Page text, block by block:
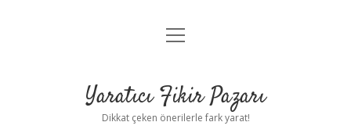
Anasayfa
Yasal Uyarı
menüyü
Yaratıcı Fikir Pazarı
Dikkat çeken önerilerle fark yarat!